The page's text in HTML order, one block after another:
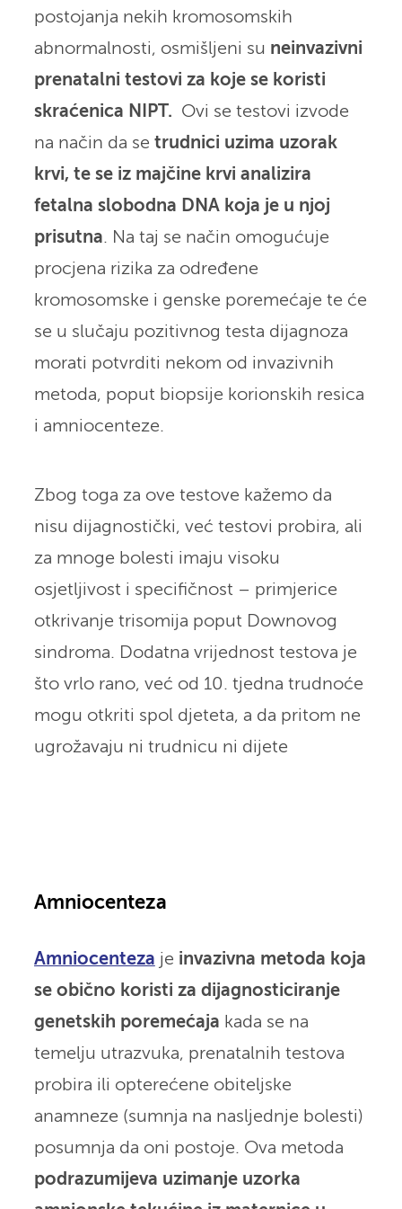
postojanja nekih kromosomskih
abnormalnosti, osmišljeni su neinvazivni
prenatalni testovi za koje se koristi
skraćenica NIPT.
Ovi se testovi izvode
na način da se trudnici uzima uzorak
krvi, te se iz majčine krvi analizira
fetalna slobodna DNA koja je u njoj
prisutna. Na taj se način omogućuje
procjena rizika za određene
kromosomske i genske poremećaje te će
se u slučaju pozitivnog testa dijagnoza
morati potvrditi nekom od invazivnih
metoda, poput biopsije korionskih resica
i amniocenteze.
Zbog toga za ove testove kažemo da
nisu dijagnostički, već testovi probira, ali
za mnoge bolesti imaju visoku
osjetljivost i specifičnost – primjerice
otkrivanje trisomija poput Downovog
sindroma. Dodatna vrijednost testova je
što vrlo rano, već od 10. tjedna trudnoće
mogu otkriti spol djeteta, a da pritom ne
ugrožavaju ni trudnicu ni dijete
Amniocenteza
Amniocenteza je invazivna metoda koja
se obično koristi za dijagnosticiranje
genetskih poremećaja kada se na
temelju utrazvuka, prenatalnih testova
probira ili opterećene obiteljske
anamneze (sumnja na nasljednje bolesti)
posumnja da oni postoje. Ova metoda
podrazumijeva uzimanje uzorka